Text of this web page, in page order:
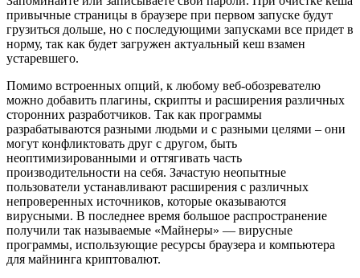
привычные страницы в браузере при первом запуске будут
грузиться дольше, но с последующими запусками все придет в
норму, так как будет загружен актуальный кеш взамен
устаревшего.
Помимо встроенных опций, к любому веб-обозревателю
можно добавить плагины, скрипты и расширения различных
сторонних разработчиков. Так как программы
разрабатываются разными людьми и с разными целями – они
могут конфликтовать друг с другом, быть
неоптимизированными и оттягивать часть
производительности на себя. Зачастую неопытные
пользователи устанавливают расширения с различных
непроверенных источников, которые оказываются
вирусными. В последнее время большое распространение
получили так называемые «Майнеры» — вирусные
программы, использующие ресурсы браузера и компьютера
для майнинга криптовалют.